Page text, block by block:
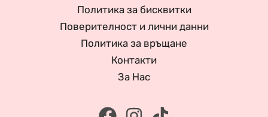
Политика за бисквитки
Поверителност и лични данни
Политика за връщане
Контакти
За Нас